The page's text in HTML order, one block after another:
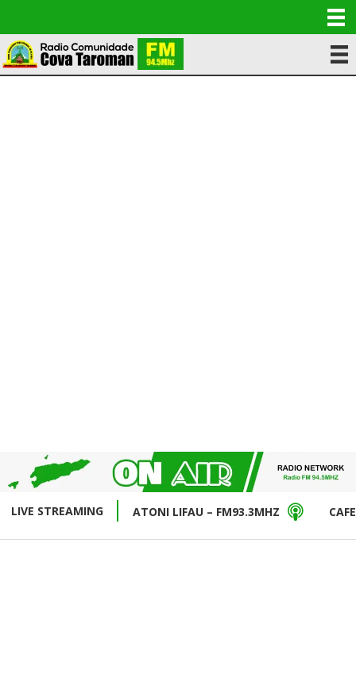
LIVE STREAMING ATONI LIFAU – FM93.3MHZ